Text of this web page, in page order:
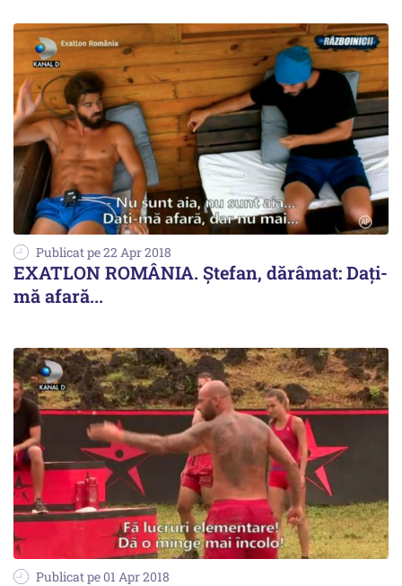
Publicat pe 22 Apr 2018
EXATLON ROMÂNIA. Ștefan, dărâmat: Dați-
mă afară...
Publicat pe 01 Apr 2018